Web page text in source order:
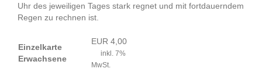
Uhr des jeweiligen Tages stark regnet und mit fortdauerndem
Regen zu rechnen ist.
Einzelkarte
Erwachsene
EUR 4,00
inkl. 7%
MwSt.